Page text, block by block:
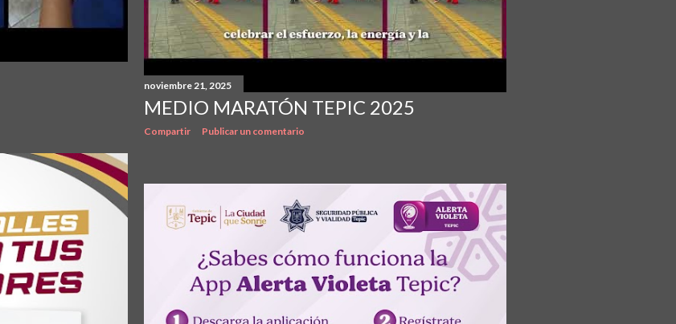
noviembre 21, 2025
MEDIO MARATÓN TEPIC 2025
Compartir Publicar un comentario